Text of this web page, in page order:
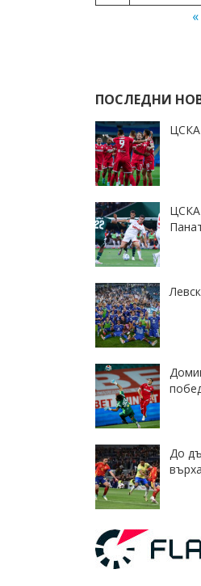
ПОСЛЕДНИ
ЦСКА
ЦСКА
До
върха